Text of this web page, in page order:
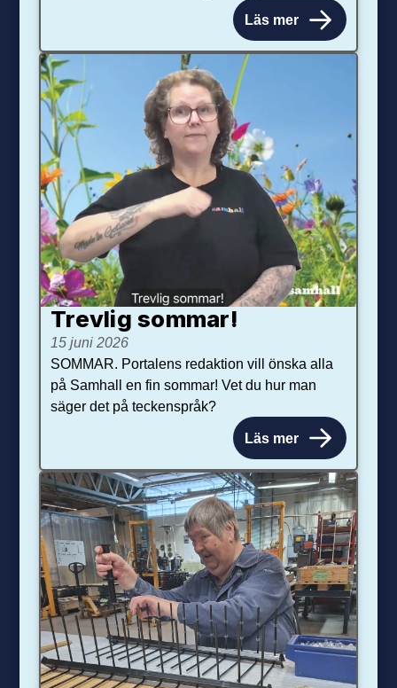
Läs mer
Trevlig sommar!
15 juni 2026
SOMMAR. Portalens redaktion vill önska alla
på Samhall en fin sommar! Vet du hur man
säger det på teckenspråk?
Läs mer